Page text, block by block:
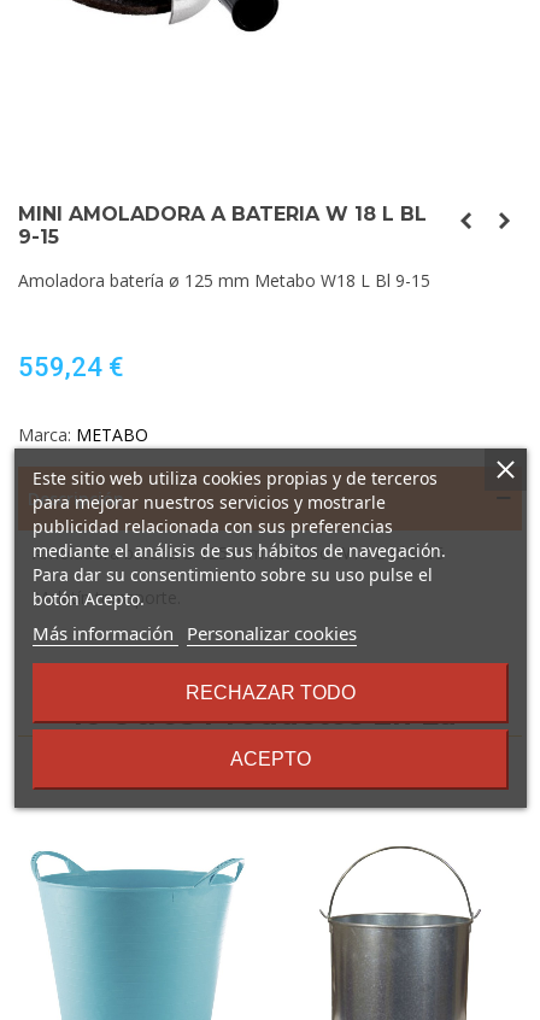
MINI AMOLADORA A BATERIA W 18 L BL
9-15
Amoladora batería ø 125 mm Metabo W18 L Bl 9-15
559,24 €
Marca: METABO
Descripción
Amoladora batería ø 125 mm Metabo W18 L Bl 9-15
Maletín transporte.
16 Otros Productos En La
Misma Categoría:
Este sitio web utiliza cookies propias y de terceros
para mejorar nuestros servicios y mostrarle
publicidad relacionada con sus preferencias
mediante el análisis de sus hábitos de navegación.
Para dar su consentimiento sobre su uso pulse el
botón Acepto.
Más información
sobre
términos
condiciones
Personalizar cookies
RECHAZAR TODO
ACEPTO